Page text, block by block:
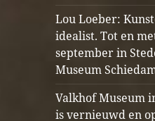
Lou Loeber:
idealist. Tot en
september in
Museum
Valkhof Museum
is vernieuwd en